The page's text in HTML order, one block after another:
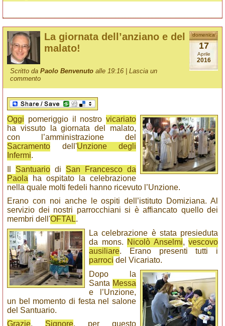
domenica
17
Aprile
2016
La giornata dell’anziano e del
malato!
Scritto daPaolo Benvenuto alle 19:16 |Lascia un
commento
Oggi pomeriggio il nostro vicariato
ha vissuto la giornata del malato,
con l’amministrazione del
Sacramento dell'Unzione degli
Infermi.
Santuario di San Francesco da
Paola ha ospitato la celebrazione
nella quale molti fedeli hanno ricevuto l’Unzione.
Erano con noi anche le ospiti dell’istituto Domiziana. Al
servizio dei nostri parrocchiani si è affiancato quello dei
membri dell'OFTAL.
La celebrazione è stata presieduta
da mons. Nicolò Anselmi, vescovo
ausiliare. Erano presenti tutti i
parroci del Vicariato.
Dopo la
Santa Messa
e l’Unzione,
un bel momento di festa nel salone
del Santuario.
Grazie, Signore, per questo